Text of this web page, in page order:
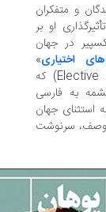
او بر
جهان
»
Wahlverwandtschaft (به انگلیسی Elective Affinities) که
فارسی
جهان
سرنوشت